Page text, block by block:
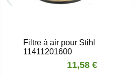
Filtre à air pour Stihl
11411201600
11,58 €